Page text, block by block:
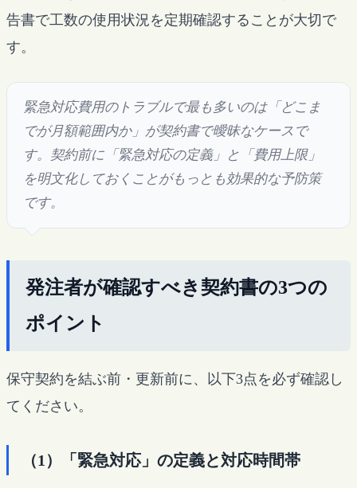
告書で工数の使用状況を定期確認することが大切で
す。
緊急対応費用のトラブルで最も多いのは「どこま
でが月額範囲内か」が契約書で曖昧なケースで
す。契約前に「緊急対応の定義」と「費用上限」
を明文化しておくことがもっとも効果的な予防策
です。
発注者が確認すべき契約書の3つの
ポイント
保守契約を結ぶ前・更新前に、以下3点を必ず確認し
てください。
（1）「緊急対応」の定義と対応時間帯